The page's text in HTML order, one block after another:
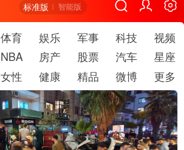
标准版 智能版
体育 娱乐 军事 科技
视频
NBA 房产 股票 汽车
星座
女性 健康 精品 微博 更多